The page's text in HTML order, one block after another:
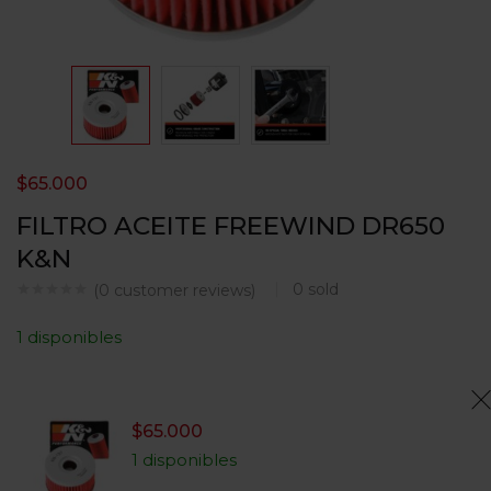
FILTRO ACEITE FREEWIND DR650
K&N
(0 customer reviews) 0 sold
$65.000
1 disponibles
$65.000
1 disponibles